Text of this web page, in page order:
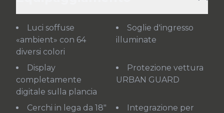
Luci soffuse
«ambient» con 64
diversi colori
Soglie d'ingresso
illuminate
Display
completamente
digitale sulla plancia
Protezione vettura
URBAN GUARD
Cerchi in lega da 18"
Integrazione per